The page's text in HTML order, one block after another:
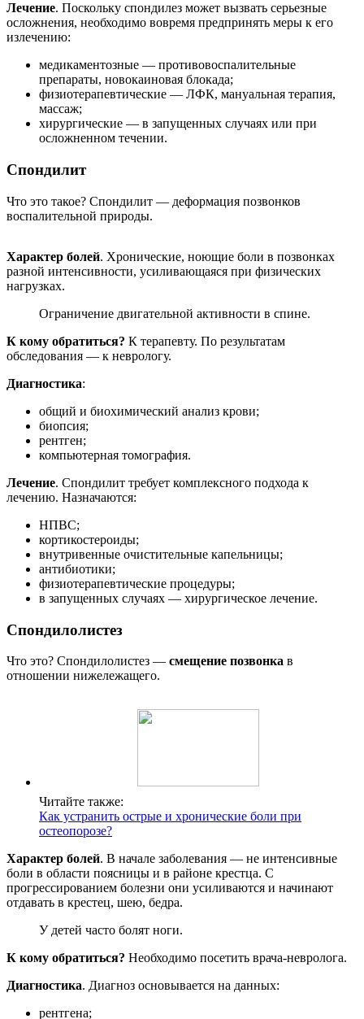
Лечение. Поскольку спондилез может вызвать серьезные
осложнения, необходимо вовремя предпринять меры к его
излечению:
медикаментозные — противовоспалительные
препараты, новокаиновая блокада;
физиотерапевтические — ЛФК, мануальная терапия,
массаж;
хирургические — в запущенных случаях или при
осложненном течении.
Спондилит
Что это такое? Спондилит — деформация позвонков
воспалительной природы.
Характер болей. Хронические, ноющие боли в позвонках
разной интенсивности, усиливающаяся при физических
нагрузках.
Ограничение двигательной активности в спине.
К кому обратиться? К терапевту. По результатам
обследования — к неврологу.
Диагностика:
общий и биохимический анализ крови;
биопсия;
рентген;
компьютерная томография.
Лечение. Спондилит требует комплексного подхода к
лечению. Назначаются:
НПВС;
кортикостероиды;
внутривенные очистительные капельницы;
антибиотики;
физиотерапевтические процедуры;
в запущенных случаях — хирургическое лечение.
Спондилолистез
Что это? Спондилолистез — смещение позвонка в
отношении нижележащего.
Читайте также:
Как устранить острые и хронические боли при
остеопорозе?
Характер болей. В начале заболевания — не интенсивные
боли в области поясницы и в районе крестца. С
прогрессированием болезни они усиливаются и начинают
отдавать в крестец, шею, бедра.
У детей часто болят ноги.
К кому обратиться? Необходимо посетить врача-невролога.
Диагностика. Диагноз основывается на данных:
рентгена;